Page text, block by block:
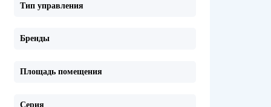
Тип управления
Бренды
Площадь помещения
Серия